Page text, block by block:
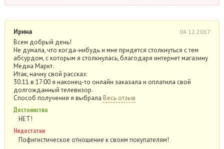
Ирина 04.12.2017
Всем добрый день!
Не думала, что когда-нибудь и мне придется столкнуться с тем
абсурдом, с которым я столкнулась, благодаря интернет магазину
Медиа Маркт.
Итак, начну свой рассказ:
30.11 в 17:00 я наконец-то онлайн заказала и оплатила свой
долгожданный телевизор.
Способ получения я выбрала Весь отзыв
Достоинства
НЕТ!
Недостатки
Пофигистическое отношение к своим покупателям!